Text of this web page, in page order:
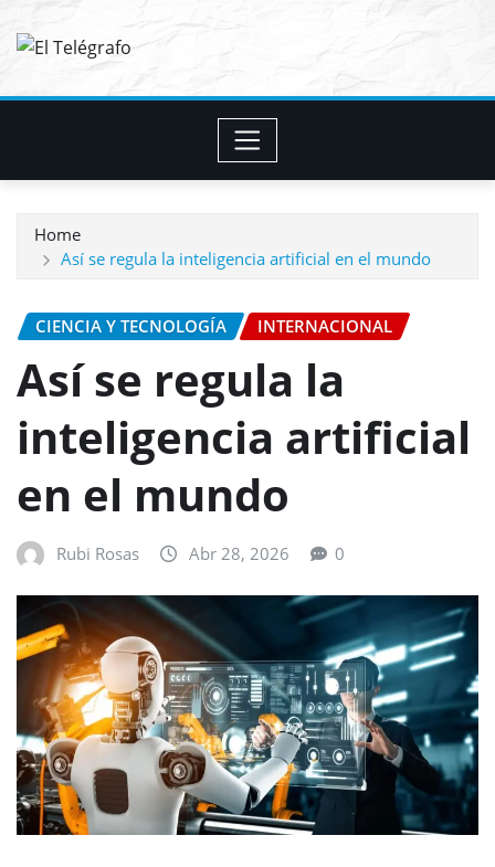
Home
Así se regula la inteligencia artificial en el mundo
CIENCIA Y TECNOLOGÍA INTERNACIONAL
Así se regula la
inteligencia artificial
en el mundo
Rubi Rosas Abr 28, 2026 0